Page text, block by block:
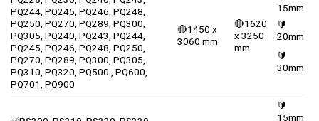
PQ244, PQ245, PQ246, PQ248,
PQ250, PQ270, PQ289, PQ300,
PQ305, PQ240, PQ243, PQ244,
PQ245, PQ246, PQ248, PQ250,
PQ270, PQ289, PQ300, PQ305,
PQ310, PQ320, PQ500 , PQ600,
PQ701, PQ900
🔴1450 x
3060 mm
🔴1620
x 3250
mm
15mm
🔰
20mm
🔰
30mm
🔰
15mm